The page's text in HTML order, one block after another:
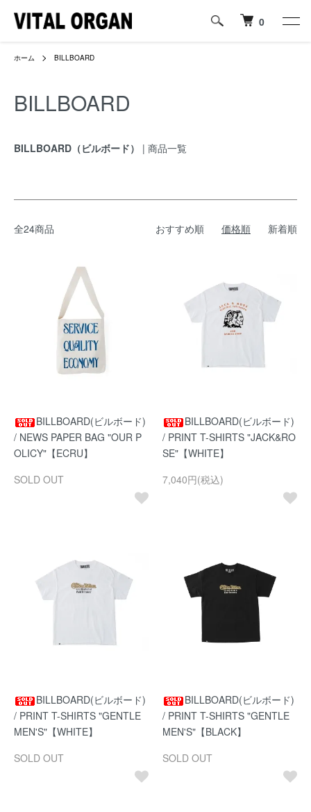
0
ホーム BILLBOARD
BILLBOARD
BILLBOARD（ビルボード） | 商品一覧
全24商品 おすすめ順 価格順 新着順
BILLBOARD(ビルボード)
/ NEWS PAPER BAG "OUR P
OLICY"【ECRU】
SOLD OUT
BILLBOARD(ビルボード)
/ PRINT T-SHIRTS "JACK&RO
SE"【WHITE】
7,040円(税込)
BILLBOARD(ビルボード)
/ PRINT T-SHIRTS "GENTLE
MEN'S"【WHITE】
SOLD OUT
BILLBOARD(ビルボード)
/ PRINT T-SHIRTS "GENTLE
MEN'S"【BLACK】
SOLD OUT